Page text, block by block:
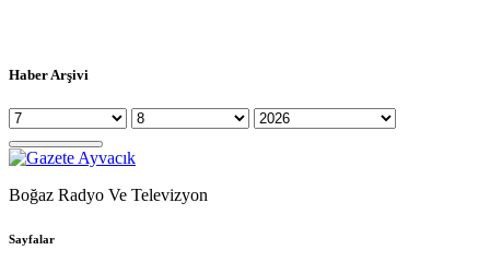
Haber Arşivi
Boğaz Radyo Ve Televizyon
Sayfalar